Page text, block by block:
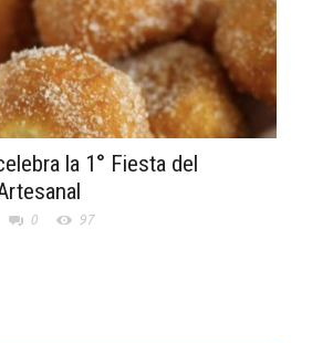
la 1° Fiesta del
0 97